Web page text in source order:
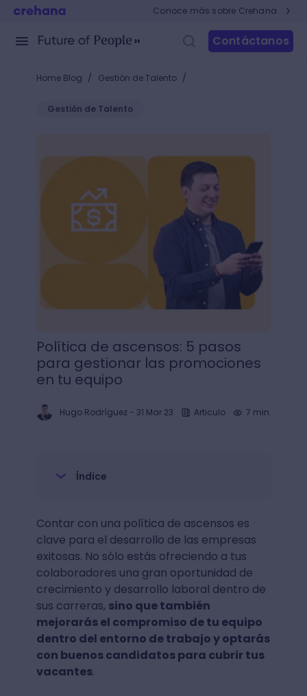
Conoce más sobre Crehana
Contáctanos
Home Blog / Gestión de Talento /
Gestión de Talento
Política de ascensos: 5 pasos
para gestionar las promociones
en tu equipo
Hugo Rodríguez- 31 Mar 23 Articulo 7 min.
Índice
Contar con una política de ascensos es
clave para el desarrollo de las empresas
exitosas. No sólo estás ofreciendo a tus
colaboradores una gran oportunidad de
crecimiento y desarrollo laboral dentro de
sus carreras, sino que también
mejorarás el compromiso de tu equipo
dentro del entorno de trabajo y optarás
con buenos candidatos para cubrir tus
vacantes.